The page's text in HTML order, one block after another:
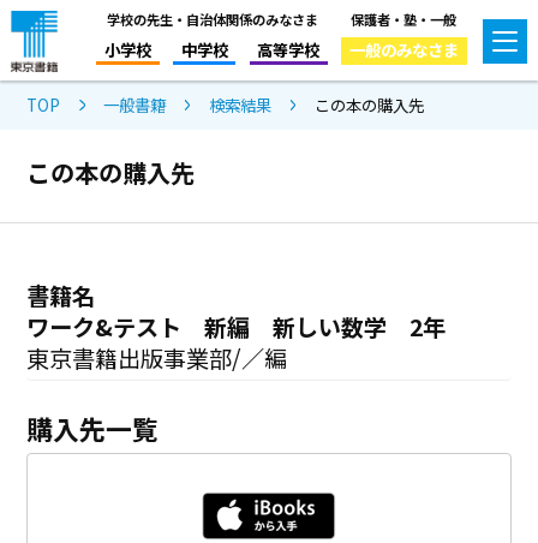
学校の先生・自治体関係のみなさま
小学校 中学校 高等学校
保護者・塾・一般
一般のみなさま
TOP 一般書籍 検索結果 この本の購入先
この本の購入先
書籍名
ワーク&テスト 新編 新しい数学 2年
東京書籍出版事業部/／編
購入先一覧